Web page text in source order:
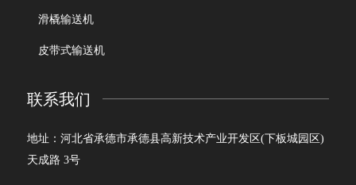
滑橇输送机
皮带式输送机
联系我们
地址：河北省承德市承德县高新技术产业开发区(下板城园区)
天成路 3号